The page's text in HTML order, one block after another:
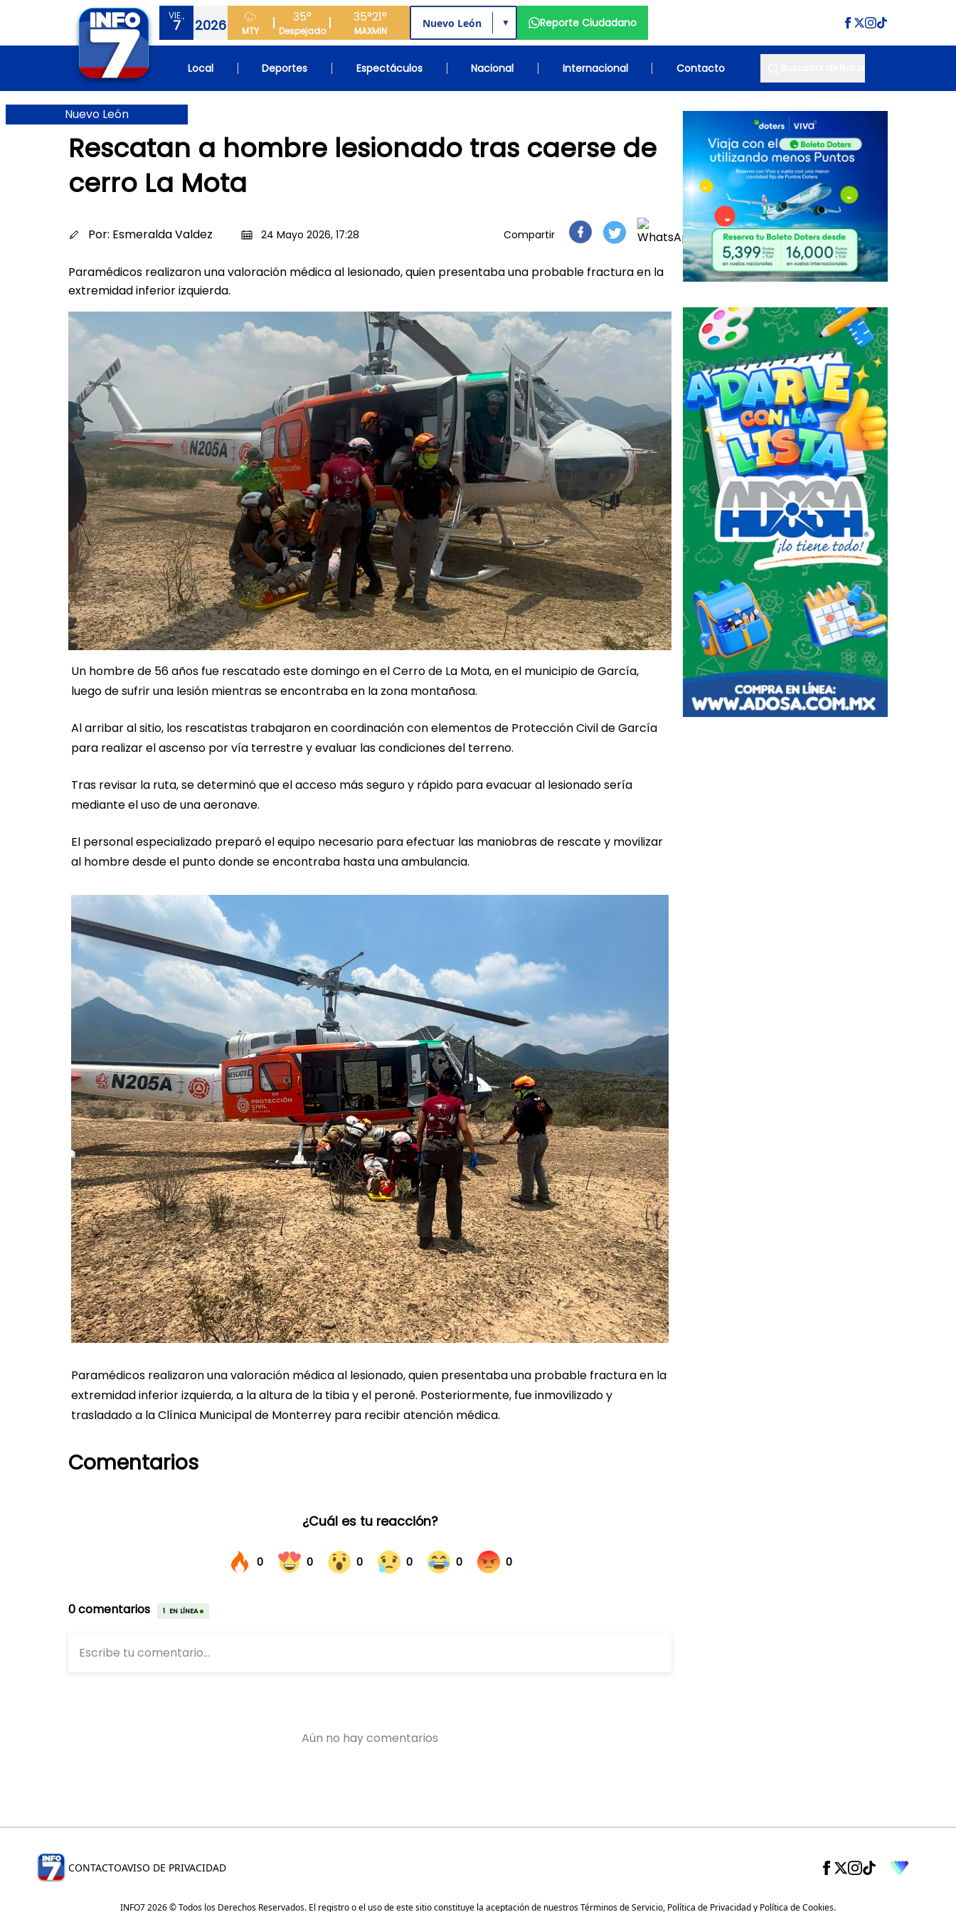
VIE.,
7 2026 MTY
35°
Despejado
35°
MAX
21°
MIN
▼ Reporte Ciudadano
Local Deportes Espectáculos Nacional Internacional Contacto
Nuevo León
Rescatan a hombre lesionado tras caerse de
cerro La Mota
Por: Esmeralda Valdez 24 Mayo 2026, 17:28 Compartir
Paramédicos realizaron una valoración médica al lesionado, quien presentaba una probable fractura en la
extremidad inferior izquierda.
Un hombre de 56 años fue rescatado este domingo en el Cerro de La Mota, en el municipio de García,
luego de sufrir una lesión mientras se encontraba en la zona montañosa.
Al arribar al sitio, los rescatistas trabajaron en coordinación con elementos de Protección Civil de García
para realizar el ascenso por vía terrestre y evaluar las condiciones del terreno.
Tras revisar la ruta, se determinó que el acceso más seguro y rápido para evacuar al lesionado sería
mediante el uso de una aeronave.
El personal especializado preparó el equipo necesario para efectuar las maniobras de rescate y movilizar
al hombre desde el punto donde se encontraba hasta una ambulancia.
Paramédicos realizaron una valoración médica al lesionado, quien presentaba una probable fractura en la
extremidad inferior izquierda, a la altura de la tibia y el peroné. Posteriormente, fue inmovilizado y
trasladado a la Clínica Municipal de Monterrey para recibir atención médica.
Comentarios
CONTACTOAVISO DE PRIVACIDAD
INFO7 2026 © Todos los Derechos Reservados. El registro o el uso de este sitio constituye la aceptación de nuestrosTérminos de Servicio, Política de Privacidady Política de Cookies.